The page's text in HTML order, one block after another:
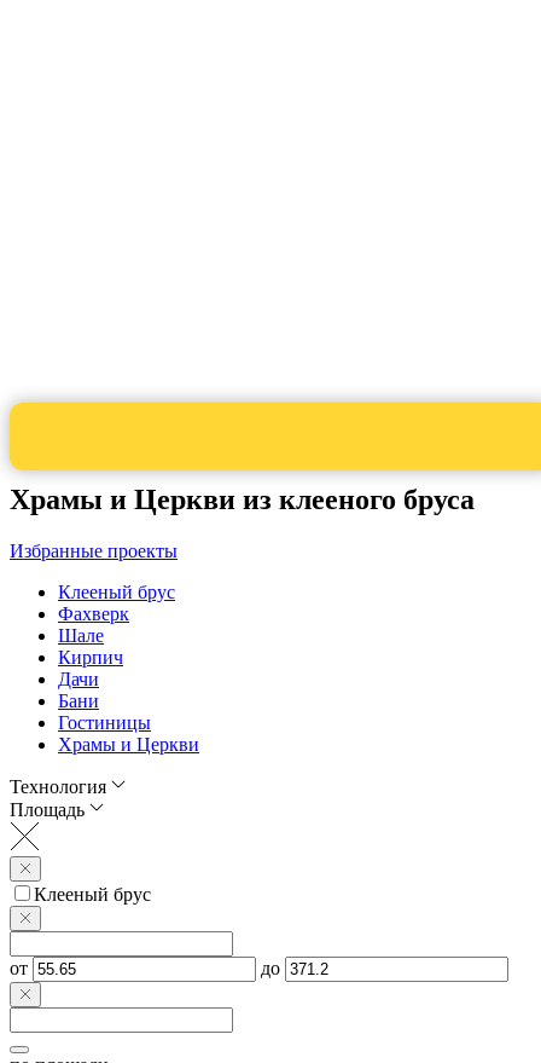
Храмы и Церкви из клееного бруса
Избранные проекты
Клееный брус
Фахверк
Шале
Кирпич
Дачи
Бани
Гостиницы
Храмы и Церкви
Технология
Площадь
Клееный брус
от до